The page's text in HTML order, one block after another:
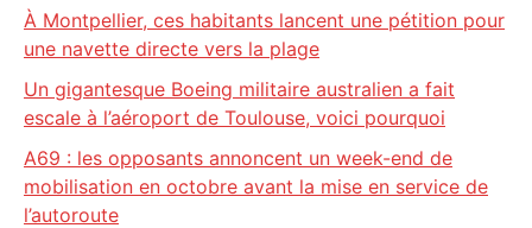
À Montpellier, ces habitants lancent une pétition pour
une navette directe vers la plage
Un gigantesque Boeing militaire australien a fait
escale à l’aéroport de Toulouse, voici pourquoi
A69 : les opposants annoncent un week-end de
mobilisation en octobre avant la mise en service de
l’autoroute